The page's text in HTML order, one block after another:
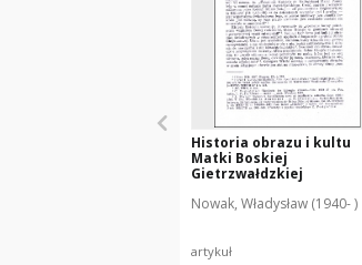
Historia obrazu i kultu
Matki Boskiej
Gietrzwałdzkiej
Nowak, Władysław (1940- )
artykuł